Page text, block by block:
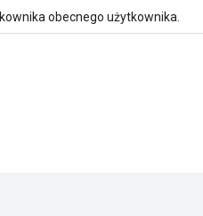
obecnego użytkownika.